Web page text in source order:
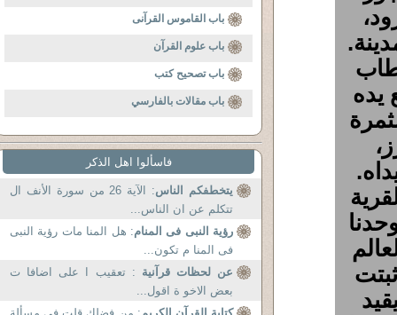
يده
باب القاموس القرآنى
باب علوم القرآن
باب تصحيح كتب
باب مقالات بالفارسي
فاسألوا اهل الذكر
يتخطفكم الناس
: الآية 26 من سورة الأنف ال
تتكلم عن ان الناس...
رؤية النبى فى المنام: هل المنا مات رؤية النبى
فى المنا م تكون...
عن لحظات قرآنية : تعقيب ا على اضافا ت
بعض الاخو ة اقول...